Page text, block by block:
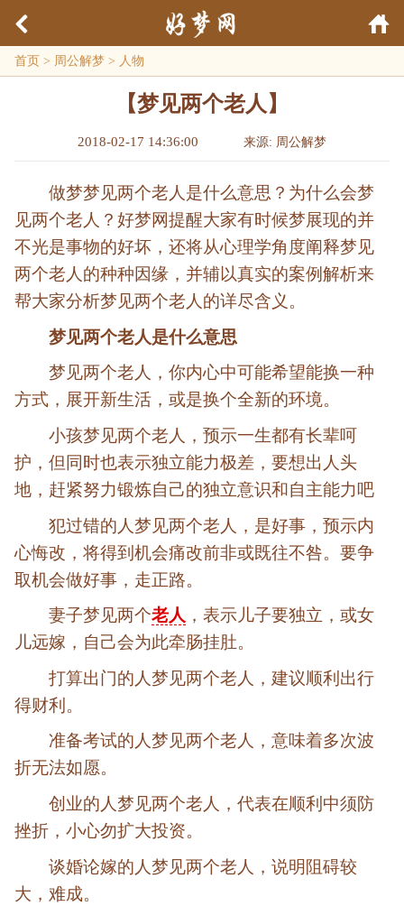
首页 > 周公解梦 > 人物
【梦见两个老人】
2018-02-17 14:36:00 来源: 周公解梦
做梦梦见两个老人是什么意思？为什么会梦
见两个老人？好梦网提醒大家有时候梦展现的并
不光是事物的好坏，还将从心理学角度阐释梦见
两个老人的种种因缘，并辅以真实的案例解析来
帮大家分析梦见两个老人的详尽含义。
梦见两个老人是什么意思
梦见两个老人，你内心中可能希望能换一种
方式，展开新生活，或是换个全新的环境。
小孩梦见两个老人，预示一生都有长辈呵
护，但同时也表示独立能力极差，要想出人头
地，赶紧努力锻炼自己的独立意识和自主能力吧
犯过错的人梦见两个老人，是好事，预示内
心悔改，将得到机会痛改前非或既往不咎。要争
取机会做好事，走正路。
妻子梦见两个老人 ，表示儿子要独立，或女
儿远嫁，自己会为此牵肠挂肚。
打算出门的人梦见两个老人，建议顺利出行
得财利。
准备考试的人梦见两个老人，意味着多次波
折无法如愿。
创业的人梦见两个老人，代表在顺利中须防
挫折，小心勿扩大投资。
谈婚论嫁的人梦见两个老人，说明阻碍较
大，难成。